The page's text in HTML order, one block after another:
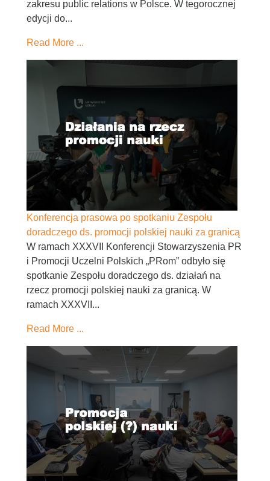
zakresu public relations w Polsce. W tegorocznej
edycji do...
Read More ...
Konferencja prasowa po spotkaniu Zespołu
doradczego ds. promocji polskiej nauki za granicą
W ramach XXXVII Konferencji Stowarzyszenia PR
i Promocji Uczelni Polskich „PRom” odbyło się
spotkanie Zespołu doradczego ds. działań na
rzecz promocji polskiej nauki za granicą. W
ramach XXXVII...
Read More ...